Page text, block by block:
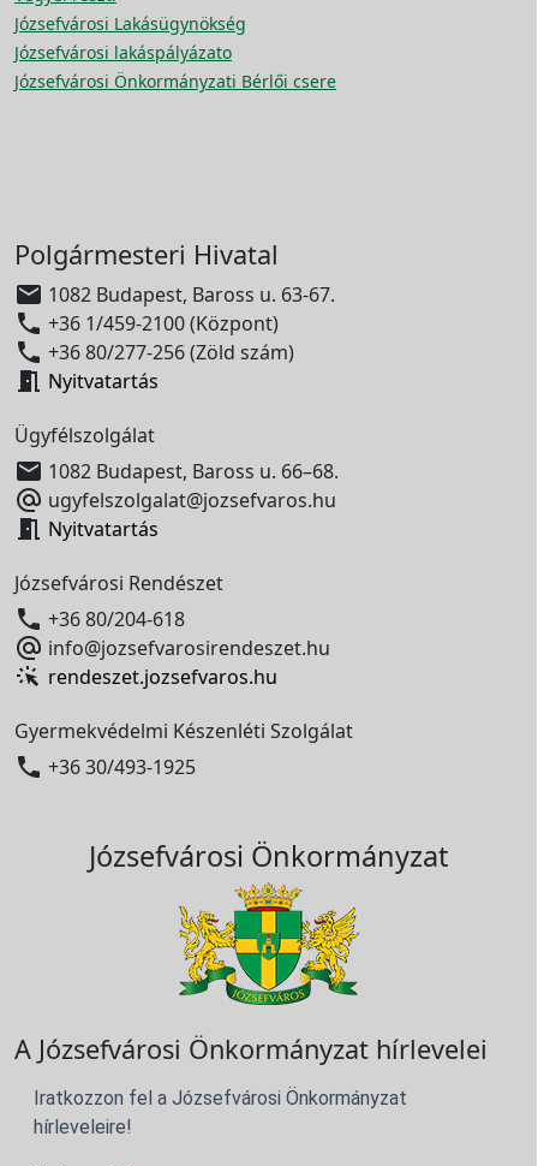
Józsefvárosi Lakásügynökség
Józsefvárosi lakáspályázato
Józsefvárosi Önkormányzati Bérlői csere
Polgármesteri Hivatal
 1082 Budapest, Baross u. 63-67.
 +36 1/459-2100 (Központ)
 +36 80/277-256 (Zöld szám)
 Nyitvatartás
Ügyfélszolgálat
 1082 Budapest, Baross u. 66–68.
 ugyfelszolgalat@jozsefvaros.hu
 Nyitvatartás
Józsefvárosi Rendészet
 +36 80/204-618
 info@jozsefvarosirendeszet.hu
rendeszet.jozsefvaros.hu
Gyermekvédelmi Készenléti Szolgálat
 +36 30/493-1925
Józsefvárosi Önkormányzat
A Józsefvárosi Önkormányzat hírlevelei
Iratkozzon fel a Józsefvárosi Önkormányzat
hírleveleire!